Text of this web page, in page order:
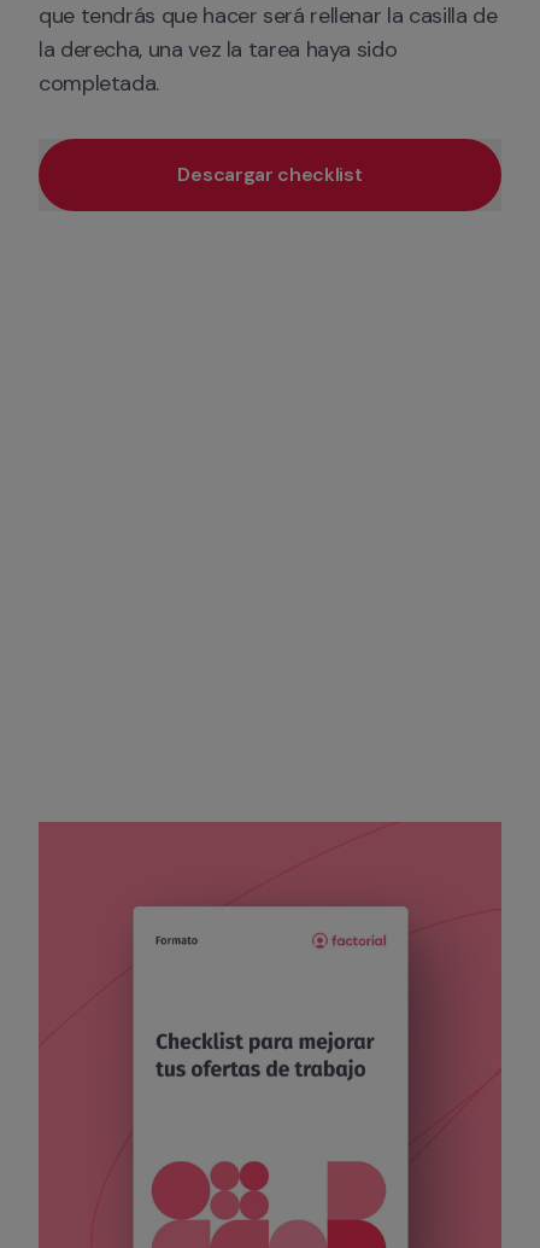
que tendrás que hacer será rellenar la casilla de
la derecha, una vez la tarea haya sido
completada.
Descargar checklist